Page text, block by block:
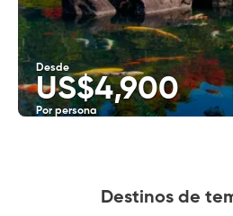
Desde
US$4,900
Por persona
Destinos de